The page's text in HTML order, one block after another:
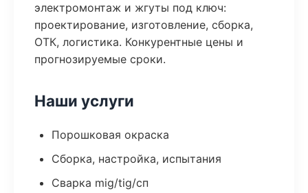
электромонтаж и жгуты под ключ:
проектирование, изготовление, сборка,
ОТК, логистика. Конкурентные цены и
прогнозируемые сроки.
Наши услуги
Порошковая окраска
Сборка, настройка, испытания
Сварка mig/tig/сп